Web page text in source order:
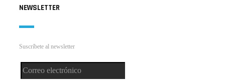
NEWSLETTER
Suscríbete al newsletter